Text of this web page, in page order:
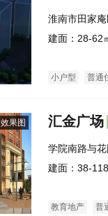
淮南市田家
建面：28-62
小户型 普通
效果图 汇金广场
学院南路与花
建面：38-
教育地产 普